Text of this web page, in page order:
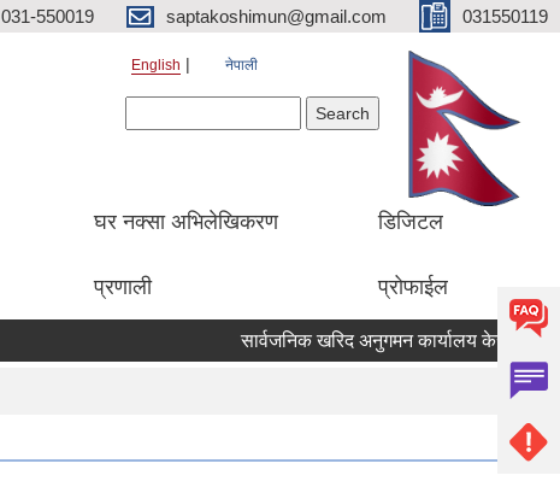
031-550019 saptakoshimun@gmail.com 031550119
English नेपाली
घर नक्सा अभिलेखिकरण
प्रणाली
डिजिटल
प्रोफाईल
सार्वजनिक खरिद अनुगमन कार्यालय केसरमहल